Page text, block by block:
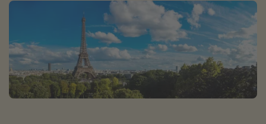
Kreuzfahrten
Reiseziele